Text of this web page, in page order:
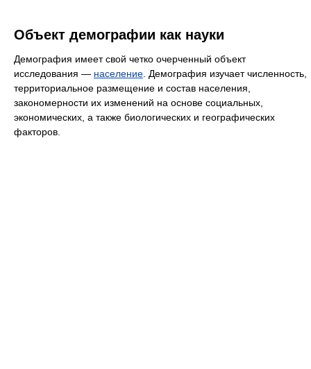
Объект демографии как науки
Демография имеет свой четко очерченный объект
исследования — население . Демография изучает численность,
территориальное размещение и состав населения,
закономерности их изменений на основе социальных,
экономических, а также биологических и географических
факторов.